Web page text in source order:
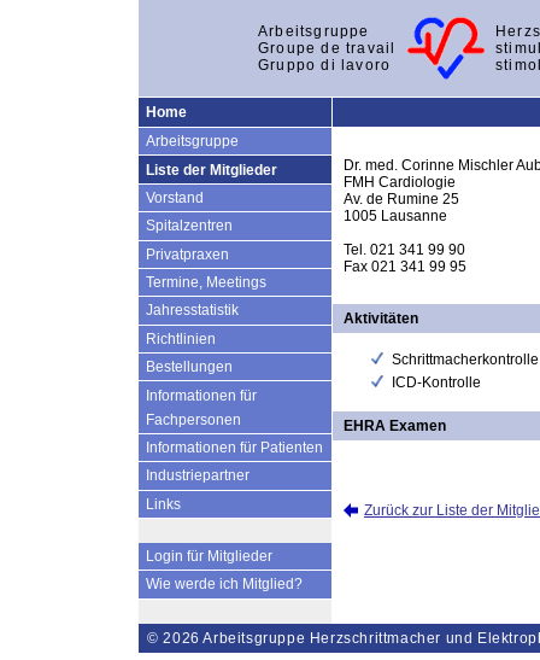
Arbeitsgruppe
Groupe de travail
Gruppo di lavoro
Home
Arbeitsgruppe
Liste der Mitglieder
Vorstand
Spitalzentren
Privatpraxen
Termine, Meetings
Jahresstatistik
Richtlinien
Bestellungen
Informationen für
Fachpersonen
Informationen für Patienten
Industriepartner
Links
Login für Mitglieder
Wie werde ich Mitglied?
Dr. med. Corinne Mischler
FMH Cardiologie
Av. de Rumine 25
1005 Lausanne
Tel. 021 341 99 90
Fax 021 341 99 95
Aktivitäten
Schrittmacherkontrolle
ICD-Kontrolle
EHRA Examen
Zurück zur Liste der
© 2026 Arbeitsgruppe Herzschrittmacher und